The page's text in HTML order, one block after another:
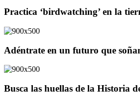
Practica ‘birdwatching’ en la
Adéntrate en un futuro que
Busca las huellas de la Historia